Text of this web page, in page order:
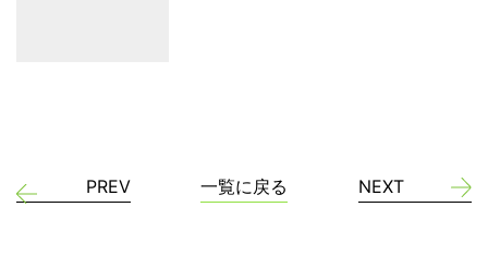
PREV 一覧に戻る NEXT